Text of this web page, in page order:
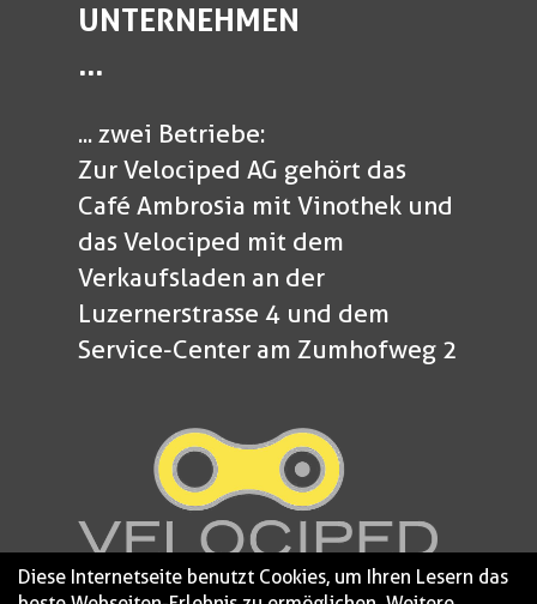
UNTERNEHMEN
...
... zwei Betriebe:
Zur Velociped AG gehört das
Café Ambrosia mit Vinothek und
das Velociped mit dem
Verkaufsladen an der
Luzernerstrasse 4 und dem
Service-Center am Zumhofweg 2
Diese Internetseite benutzt Cookies, um Ihren Lesern das